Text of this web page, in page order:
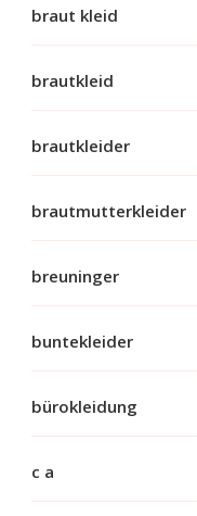
braut kleid
brautkleid
brautkleider
brautmutterkleider
breuninger
buntekleider
bürokleidung
c a